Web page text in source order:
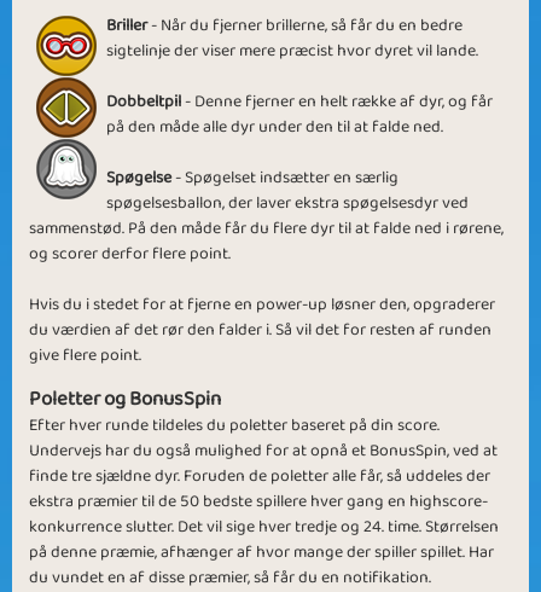
Running Wild Dropping Like Flies
Wild Zoo Moving Up
Tour de Animals Wildlife Park
Briller- Når du fjerner brillerne, så får du en bedre
sigtelinje der viser mere præcist hvor dyret vil lande.
Dobbeltpil- Denne fjerner en helt række af dyr, og får
på den måde alle dyr under den til at falde ned.
Spøgelse- Spøgelset indsætter en særlig
spøgelsesballon, der laver ekstra spøgelsesdyr ved
sammenstød. På den måde får du flere dyr til at falde ned i rørene,
og scorer derfor flere point.
Hvis du i stedet for at fjerne en power-up løsner den, opgraderer
du værdien af det rør den falder i. Så vil det for resten af runden
give flere point.
Poletter og BonusSpin
Efter hver runde tildeles du poletter baseret på din score.
Undervejs har du også mulighed for at opnå et BonusSpin, ved at
finde tre sjældne dyr. Foruden de poletter alle får, så uddeles der
ekstra præmier til de 50 bedste spillere hver gang en highscore-
konkurrence slutter. Det vil sige hver tredje og 24. time. Størrelsen
på denne præmie, afhænger af hvor mange der spiller spillet. Har
du vundet en af disse præmier, så får du en notifikation.